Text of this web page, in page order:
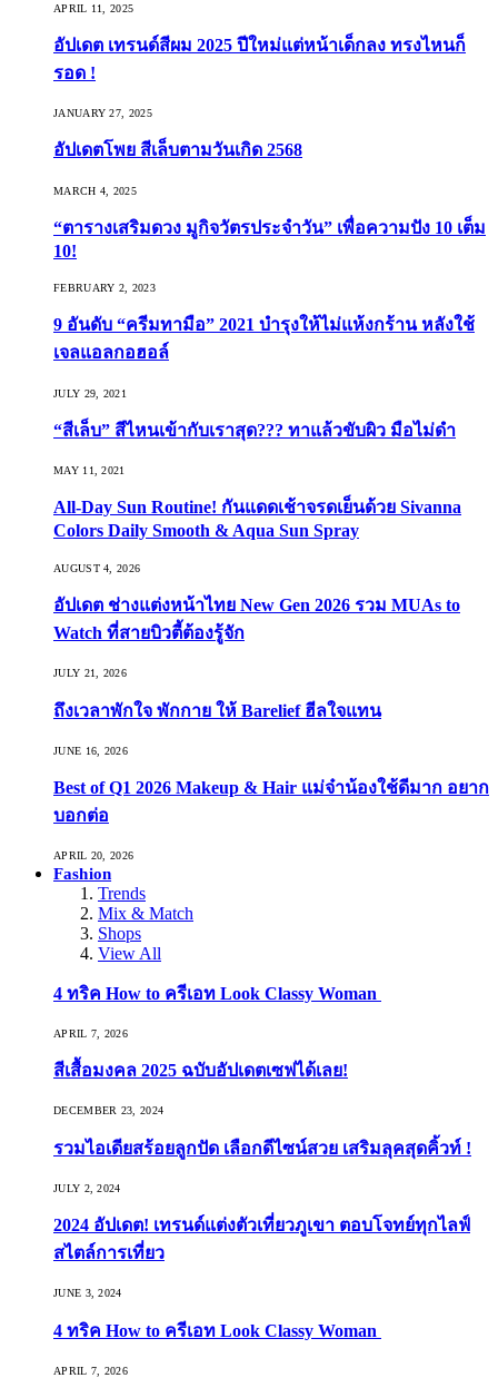
APRIL 11, 2025
อัปเดต เทรนด์สีผม 2025 ปีใหม่แต่หน้าเด็กลง ทรงไหนก็
รอด !
JANUARY 27, 2025
อัปเดตโพย สีเล็บตามวันเกิด 2568
MARCH 4, 2025
“ตารางเสริมดวง มูกิจวัตรประจำวัน” เพื่อความปัง 10 เต็ม
10!
FEBRUARY 2, 2023
9 อันดับ “ครีมทามือ” 2021 บำรุงให้ไม่แห้งกร้าน หลังใช้
เจลแอลกอฮอล์
JULY 29, 2021
“สีเล็บ” สีไหนเข้ากับเราสุด??? ทาแล้วขับผิว มือไม่ดำ
MAY 11, 2021
All-Day Sun Routine! กันแดดเช้าจรดเย็นด้วย Sivanna
Colors Daily Smooth & Aqua Sun Spray
AUGUST 4, 2026
อัปเดต ช่างแต่งหน้าไทย New Gen 2026 รวม MUAs to
Watch ที่สายบิวตี้ต้องรู้จัก
JULY 21, 2026
ถึงเวลาพักใจ พักกาย ให้ Barelief ฮีลใจแทน
JUNE 16, 2026
Best of Q1 2026 Makeup & Hair แม่จ๋าน้องใช้ดีมาก อยาก
บอกต่อ
APRIL 20, 2026
Fashion
Trends
Mix & Match
Shops
View All
4 ทริค How to ครีเอท Look Classy Woman
APRIL 7, 2026
สีเสื้อมงคล 2025 ฉบับอัปเดตเซฟได้เลย!
DECEMBER 23, 2024
รวมไอเดียสร้อยลูกปัด เลือกดีไซน์สวย เสริมลุคสุดคิ้วท์ !
JULY 2, 2024
2024 อัปเดต! เทรนด์แต่งตัวเที่ยวภูเขา ตอบโจทย์ทุกไลฟ์
สไตล์การเที่ยว
JUNE 3, 2024
4 ทริค How to ครีเอท Look Classy Woman
APRIL 7, 2026